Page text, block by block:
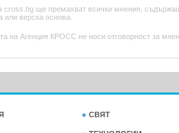
cross.bg ще премахват всички мнения,
или верска основа.
на Агенция КРОСС не носи отговорност за
СВЯТ